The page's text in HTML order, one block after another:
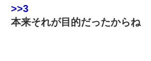
>>3
本来それが目的だったからね